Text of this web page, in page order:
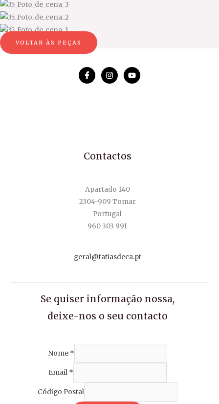
VOLTAR ÀS PEÇAS
Contactos
Apartado 140
2304-909 Tomar
Portugal
960 303 991
geral@fatiasdeca.pt
Se quiser informação nossa,
deixe-nos o seu contacto
Nome *
Email *
Código Postal